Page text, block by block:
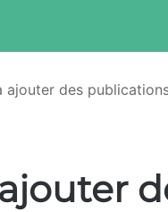
ajouter des